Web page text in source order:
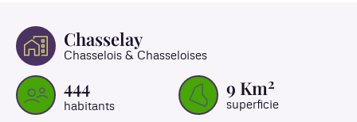
Chasselay
Chasselois & Chasseloises
444
habitants
9 Km2
superficie